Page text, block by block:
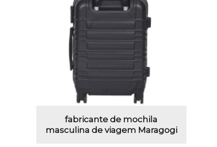
fabricante de mochila
masculina de viagem Maragogi